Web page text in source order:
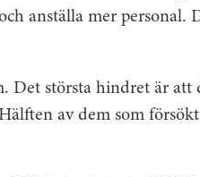
anställa mer personal.
Det största hindret är att
av dem som